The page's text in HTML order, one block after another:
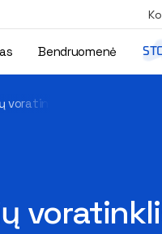
Bendruomenė
Ir dar kai kas…“